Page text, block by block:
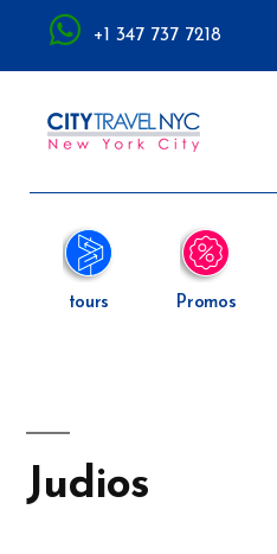
+1 347 737 7218
tours Promos
Judios